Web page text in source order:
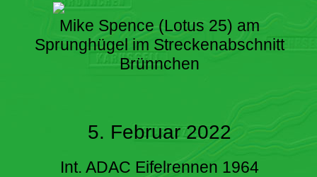
Mike Spence (Lotus 25) am
Sprunghügel im Streckenabschnitt
Brünnchen
5. Februar 2022
Int. ADAC Eifelrennen 1964